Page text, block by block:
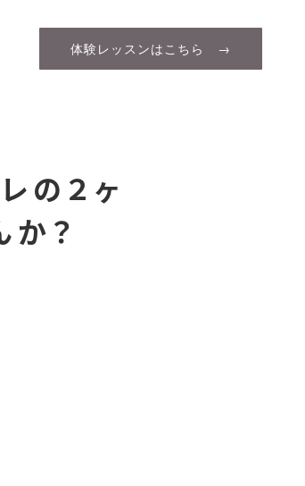
体験レッスンはこちら →
の２ヶ
？